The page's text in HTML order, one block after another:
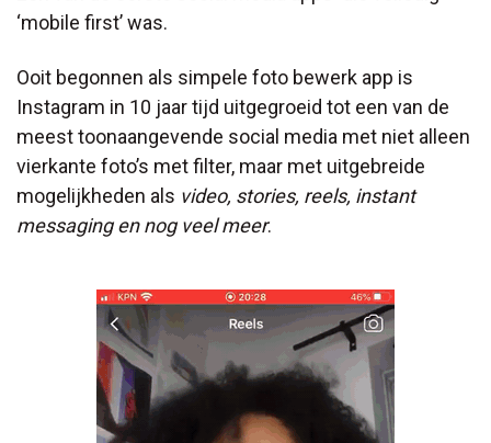
‘mobile first’ was.
Ooit begonnen als simpele foto bewerk app is
Instagram in 10 jaar tijd uitgegroeid tot een van de
meest toonaangevende social media met niet alleen
vierkante foto’s met filter, maar met uitgebreide
mogelijkheden als video, stories, reels, instant
messaging en nog veel meer.